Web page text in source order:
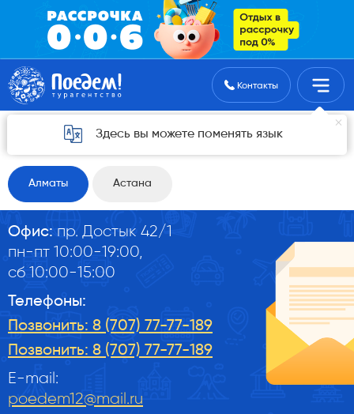
Поиск туровКонтакты
Здесь вы можете поменять язык
Наши контакты
Алматы Астана
Офис: пр. Достык 42/1
пн-пт 10:00-19:00,
сб 10:00-15:00
Телефоны:
Позвонить: 8 (707) 77-77-189
Позвонить: 8 (707) 77-77-189
E-mail:
poedem12@mail.ru